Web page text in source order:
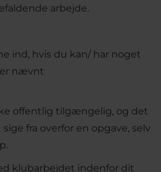
arbejde.
hvis du kan/ har noget
er nævnt
offentlig tilgængelig, og det
fra overfor en opgave, selv
klubarbejdet indenfor dit